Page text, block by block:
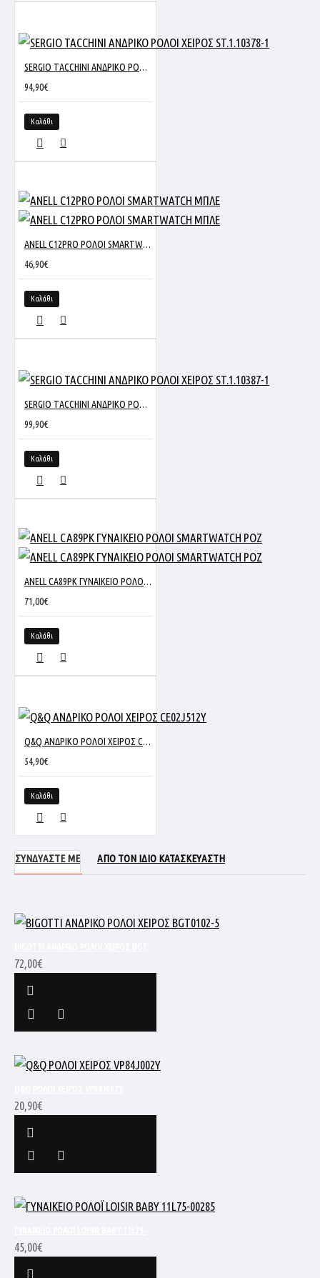
SERGIO TACCHINI ΑΝΔΡΙΚΟ ΡΟΛΟΙ ΧΕΙΡΟΣ ST.1.10378-1
94,90€
Καλάθι
ANELL C12PRO ΡΟΛΟΙ SMARTWATCH ΜΠΛΕ
46,90€
Καλάθι
SERGIO TACCHINI ΑΝΔΡΙΚΟ ΡΟΛΟΙ ΧΕΙΡΟΣ ST.1.10387-1
99,90€
Καλάθι
ANELL CA89PK ΓΥΝΑΙΚΕΙΟ ΡΟΛΟΙ SMARTWATCH ΡΟΖ
71,00€
Καλάθι
Q&Q ΑΝΔΡΙΚΟ ΡΟΛΟΙ ΧΕΙΡΟΣ CE02J512Y
54,90€
Καλάθι
ΣΥΝΔΥΑΣΤΕ ΜΕ ΑΠΟ ΤΟΝ ΙΔΙΟ ΚΑΤΑΣΚΕΥΑΣΤΗ
72,00€
20,90€
45,00€